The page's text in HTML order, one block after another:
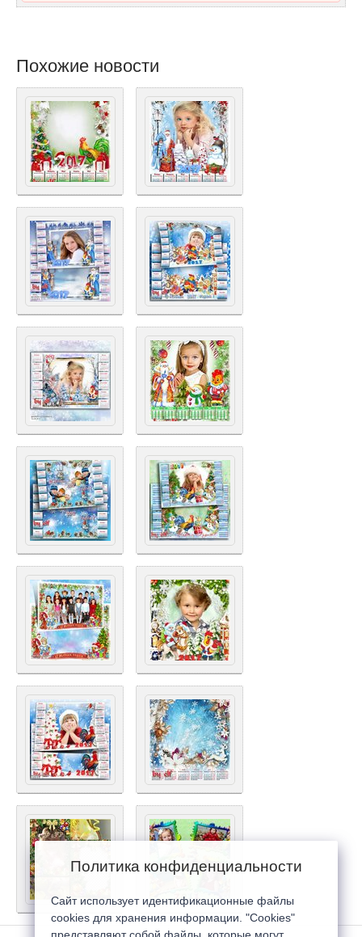
Похожие новости
Политика конфиденциальности
Сайт использует идентификационные файлы
cookies для хранения информации. "Cookies"